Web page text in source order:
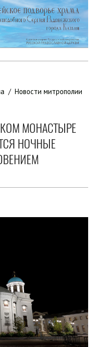
/ Новости митрополии
МОНАСТЫРЕ
НОЧНЫЕ